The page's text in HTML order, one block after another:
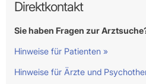
Direktkontakt
Sie haben Fragen zur
Hinweise für Patienten »
Hinweise für Ärzte und